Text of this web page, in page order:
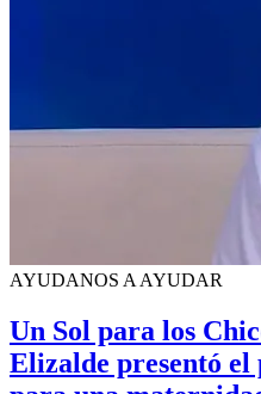
AYUDANOS A AYUDAR
Un Sol para los
Elizalde presentó